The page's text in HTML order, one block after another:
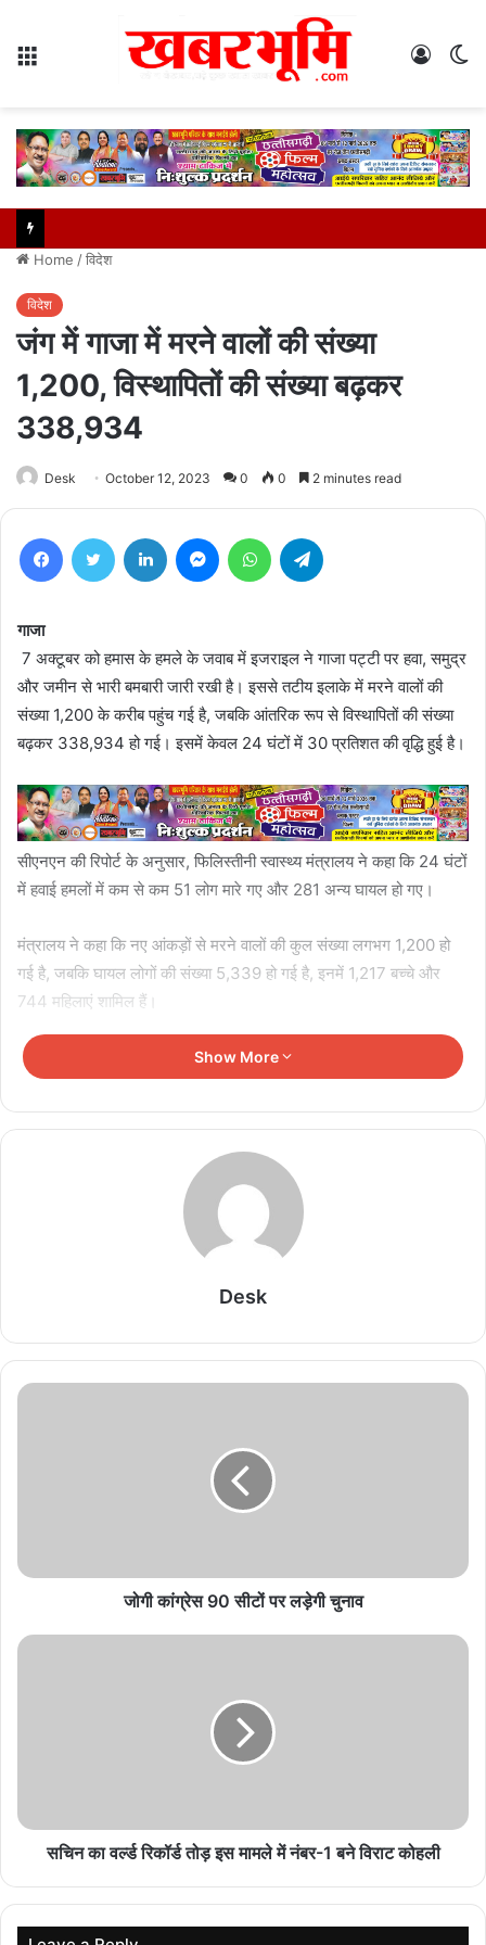
Log
Home /विदेश
विदेश
जंग में गाजा में मरने वालों की संख्या
1,200, विस्थापितों की संख्या बढ़कर
338,934
Desk October 12, 2023 0 0 2 minutes read
FacebookTwitter LinkedIn MessengerWhatsApp
गाजा
7 अक्टूबर को हमास के हमले के जवाब में इजराइल ने गाजा पट्टी पर हवा, समुद्र
और जमीन से भारी बमबारी जारी रखी है। इससे तटीय इलाके में मरने वालों की
संख्या 1,200 के करीब पहुंच गई है, जबकि आंतरिक रूप से विस्थापितों की संख्या
बढ़कर 338,934 हो गई। इसमें केवल 24 घंटों में 30 प्रतिशत की वृद्धि हुई है।
सीएनएन की रिपोर्ट के अनुसार, फिलिस्तीनी स्वास्थ्य मंत्रालय ने कहा कि 24 घंटों
में हवाई हमलों में कम से कम 51 लोग मारे गए और 281 अन्य घायल हो गए।
मंत्रालय ने कहा कि नए आंकड़ों से मरने वालों की कुल संख्या लगभग 1,200 हो
गई है, जबकि घायल लोगों की संख्या 5,339 हो गई है, इनमें 1,217 बच्चे और
744 महिलाएं शामिल हैं।
Related Articles
की, फिर स्कूल में टीचर और बच्चों पर किया जानलेवा हमला; 8
August 7, 2026
Heatwave का कहर! यूरोप की ‘गंगा’ सूखने के कगार पर,
August 6, 2026
Sheikh Hasina Press Conference: दिल्ली से दिए
बयान के बाद बांग्लादेश में मचा सियासी बवाल, मीडिया में तीखी
Iran War का असर! अमेरिका के मिसाइल स्टॉक पर संकट,
रक्षा तैयारियों को लेकर बढ़ी चिंता
EU Migration Update: दो वर्षों में 55% घटी अवैध
Red Sea Crisis: हूती विद्रोहियों का एक और बड़ा हमला,
सऊदी तेल टैंकर पर अटैक; 13 दिन में 8वां जहाज निशाने पर
August 5, 2026
समाचार एजेंसी शिन्हुआ की रिपोर्ट के अनुसार, पत्रकारों को संबोधित करते हुए उप
स्वास्थ्य मंत्री यूसुफ अबू अल-रिश ने कहा कि हमास-नियंत्रित क्षेत्र में सभी
अस्पतालों के बिस्तर भर गए हैं और दवाएं खत्म होने वाली हैं।
Show More
Desk
जोगी कांग्रेस 90 सीटों पर लड़ेगी चुनाव
सचिन का वर्ल्ड रिकॉर्ड तोड़ इस मामले में नंबर-1 बने विराट कोहली